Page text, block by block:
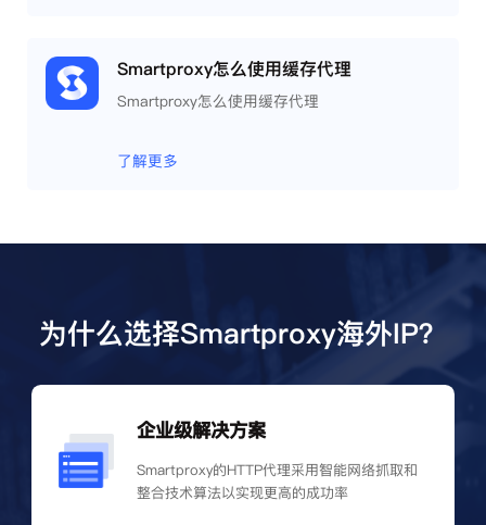
Smartproxy怎么使用缓存代理
Smartproxy怎么使用缓存代理
了解更多
为什么选择Smartproxy海外IP？
企业级解决方案
Smartproxy的HTTP代理采用智能网络抓取和
整合技术算法以实现更高的成功率